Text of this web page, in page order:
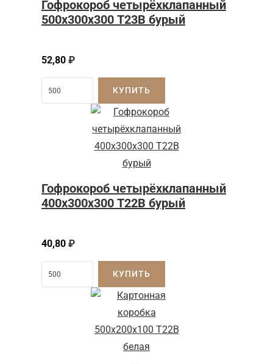
Гофрокороб четырёхклапанный
500х300х300 Т23В бурый
52,80 ₽
КУПИТЬ
Гофрокороб четырёхклапанный
400х300х300 Т22В бурый
40,80 ₽
КУПИТЬ